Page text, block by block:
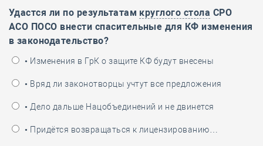
Удастся ли по результатам круглого стола СРО
АСО ПОСО внести спасительные для КФ изменения
в законодательство?
• Изменения в ГрК о защите КФ будут внесены
• Вряд ли законотворцы учтут все предложения
• Дело дальше Нацобъединений и не двинется
• Придётся возвращаться к лицензированию…